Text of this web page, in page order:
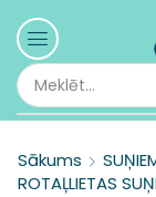
Sākums
ROTAĻLIETAS